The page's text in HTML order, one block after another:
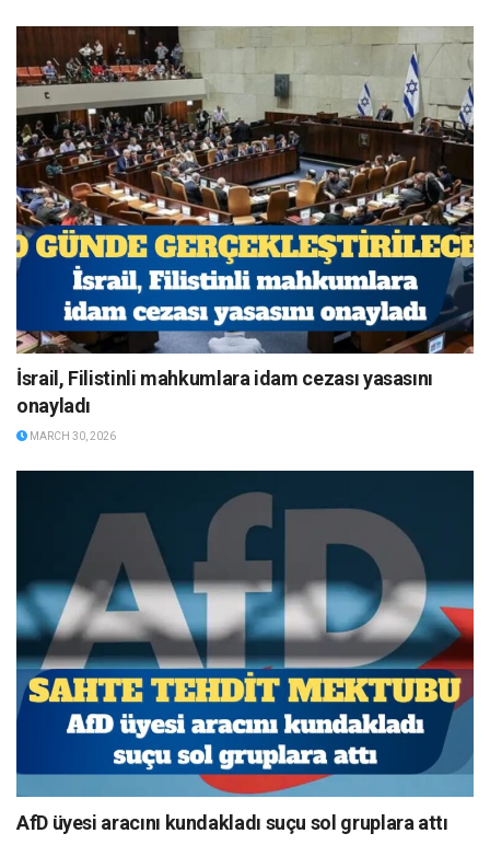
İsrail, Filistinli mahkumlara idam cezası yasasını
onayladı
MARCH 30, 2026
AfD üyesi aracını kundakladı suçu sol gruplara attı